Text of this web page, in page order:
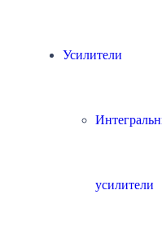
Усилители
усилители